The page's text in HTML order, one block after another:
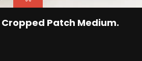
Patch Medium.